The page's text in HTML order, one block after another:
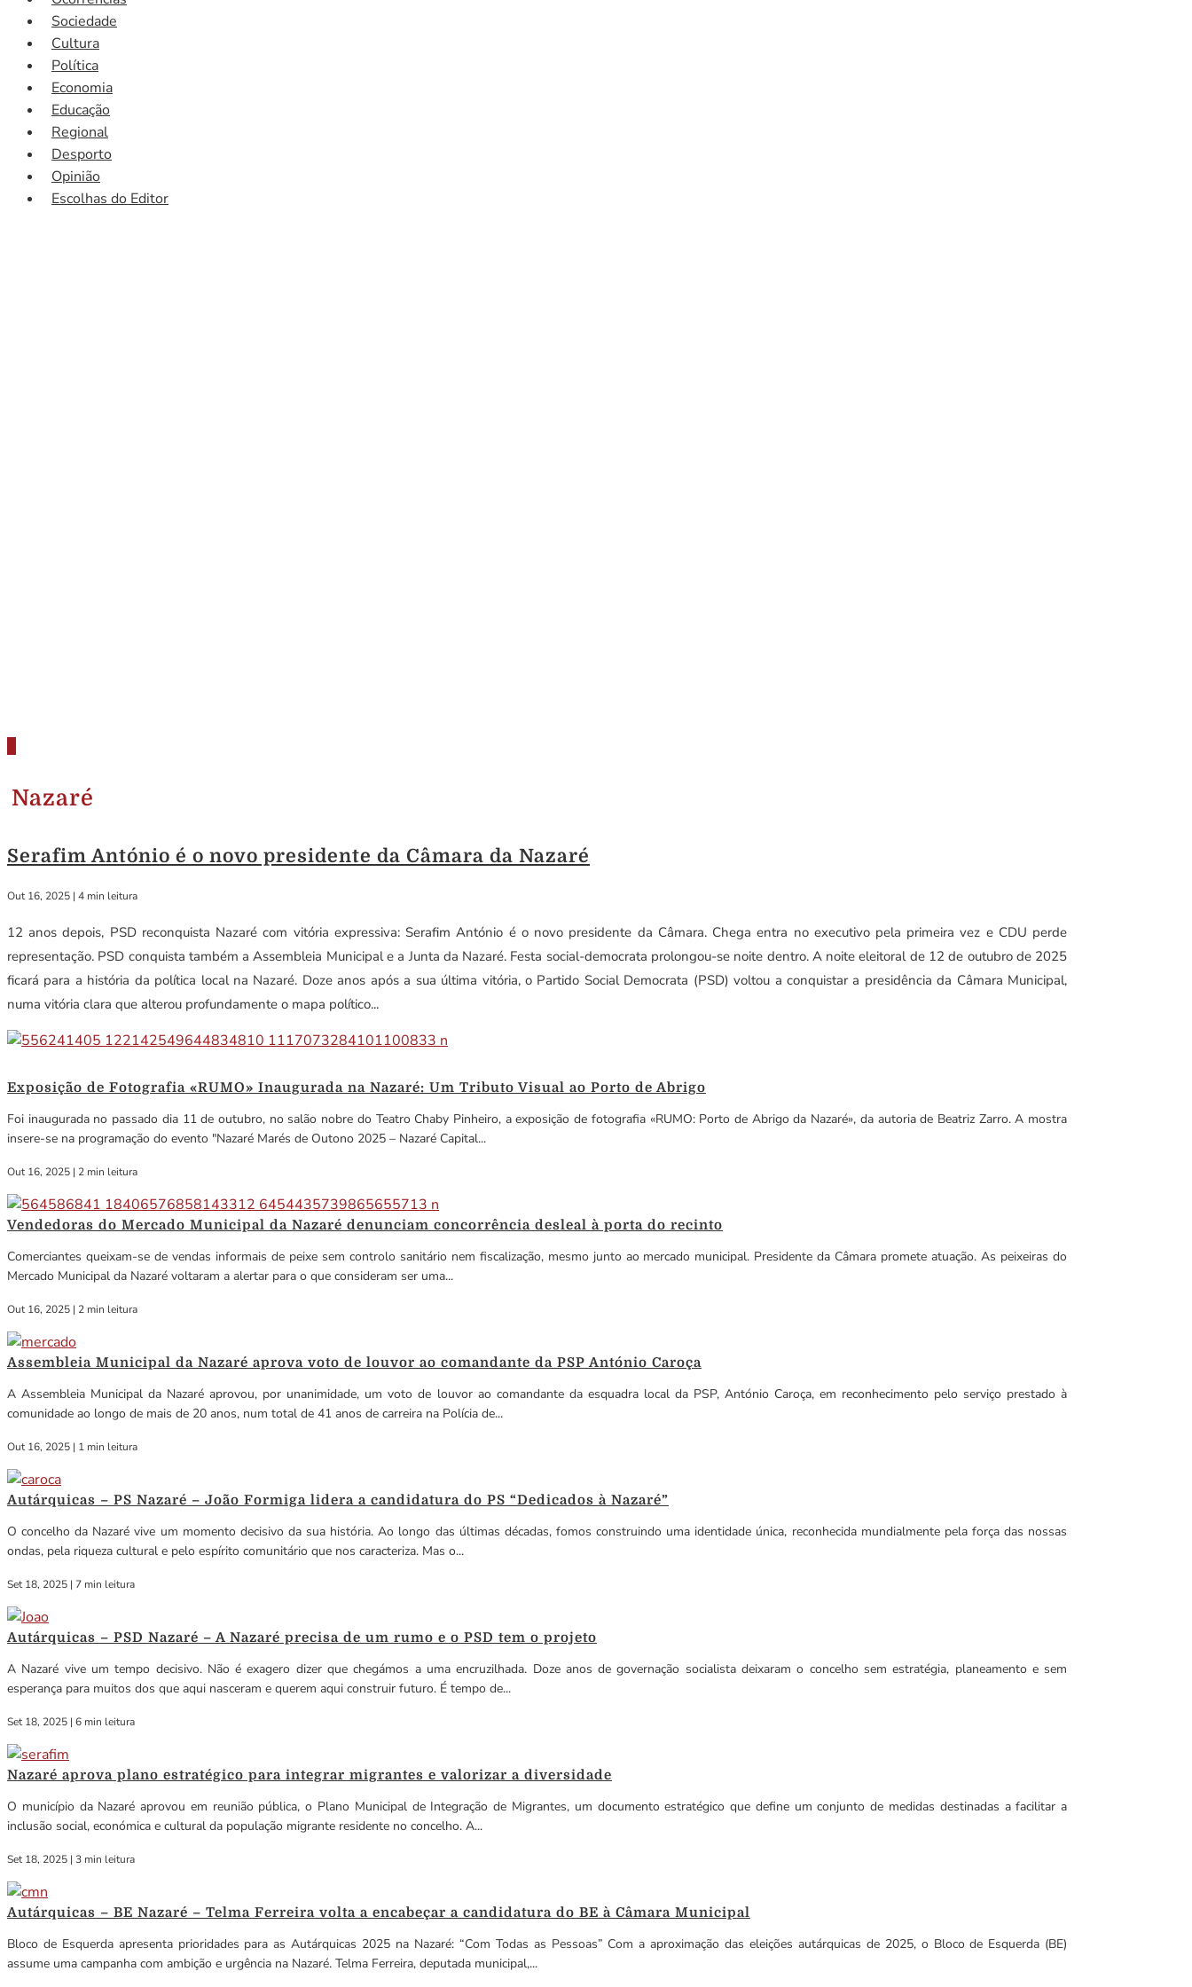
Sociedade
Cultura
Política
Economia
Educação
Regional
Desporto
Opinião
Escolhas do Editor
Nazaré
Serafim António é o novo presidente da Câmara da Nazaré
Out 16, 2025 | 4 min leitura
12 anos depois, PSD reconquista Nazaré com vitória expressiva: Serafim António é o novo presidente da Câmara. Chega entra no executivo pela primeira vez e CDU perde
representação. PSD conquista também a Assembleia Municipal e a Junta da Nazaré. Festa social-democrata prolongou-se noite dentro. A noite eleitoral de 12 de outubro de 2025
ficará para a história da política local na Nazaré. Doze anos após a sua última vitória, o Partido Social Democrata (PSD) voltou a conquistar a presidência da Câmara Municipal,
numa vitória clara que alterou profundamente o mapa político...
Exposição de Fotografia «RUMO» Inaugurada na Nazaré: Um Tributo Visual ao Porto de Abrigo
Foi inaugurada no passado dia 11 de outubro, no salão nobre do Teatro Chaby Pinheiro, a exposição de fotografia «RUMO: Porto de Abrigo da Nazaré», da autoria de Beatriz Zarro. A mostra
insere-se na programação do evento "Nazaré Marés de Outono 2025 – Nazaré Capital...
Out 16, 2025 | 2 min leitura
Vendedoras do Mercado Municipal da Nazaré denunciam concorrência desleal à porta do recinto
Comerciantes queixam-se de vendas informais de peixe sem controlo sanitário nem fiscalização, mesmo junto ao mercado municipal. Presidente da Câmara promete atuação. As peixeiras do
Mercado Municipal da Nazaré voltaram a alertar para o que consideram ser uma...
Out 16, 2025 | 2 min leitura
Assembleia Municipal da Nazaré aprova voto de louvor ao comandante da PSP António Caroça
A Assembleia Municipal da Nazaré aprovou, por unanimidade, um voto de louvor ao comandante da esquadra local da PSP, António Caroça, em reconhecimento pelo serviço prestado à
comunidade ao longo de mais de 20 anos, num total de 41 anos de carreira na Polícia de...
Out 16, 2025 | 1 min leitura
Autárquicas – PS Nazaré – João Formiga lidera a candidatura do PS “Dedicados à Nazaré”
O concelho da Nazaré vive um momento decisivo da sua história. Ao longo das últimas décadas, fomos construindo uma identidade única, reconhecida mundialmente pela força das nossas
ondas, pela riqueza cultural e pelo espírito comunitário que nos caracteriza. Mas o...
Set 18, 2025 | 7 min leitura
Autárquicas – PSD Nazaré – A Nazaré precisa de um rumo e o PSD tem o projeto
A Nazaré vive um tempo decisivo. Não é exagero dizer que chegámos a uma encruzilhada. Doze anos de governação socialista deixaram o concelho sem estratégia, planeamento e sem
esperança para muitos dos que aqui nasceram e querem aqui construir futuro. É tempo de...
Set 18, 2025 | 6 min leitura
Nazaré aprova plano estratégico para integrar migrantes e valorizar a diversidade
O município da Nazaré aprovou em reunião pública, o Plano Municipal de Integração de Migrantes, um documento estratégico que define um conjunto de medidas destinadas a facilitar a
inclusão social, económica e cultural da população migrante residente no concelho. A...
Set 18, 2025 | 3 min leitura
Autárquicas – BE Nazaré – Telma Ferreira volta a encabeçar a candidatura do BE à Câmara Municipal
Bloco de Esquerda apresenta prioridades para as Autárquicas 2025 na Nazaré: “Com Todas as Pessoas” Com a aproximação das eleições autárquicas de 2025, o Bloco de Esquerda (BE)
assume uma campanha com ambição e urgência na Nazaré. Telma Ferreira, deputada municipal,...